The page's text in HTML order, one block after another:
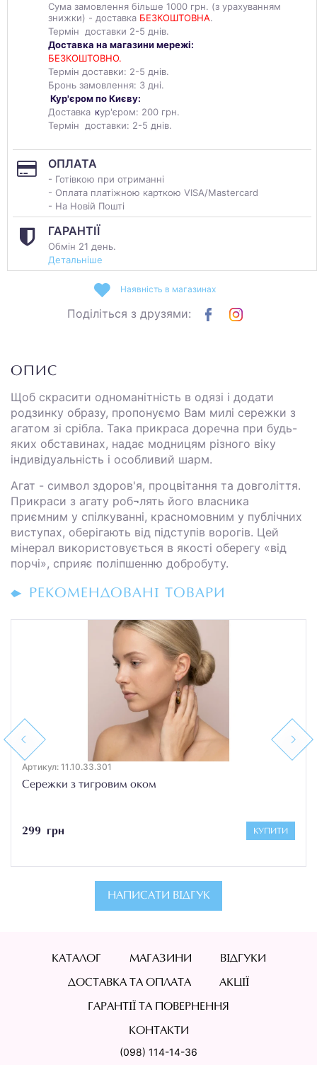
Сума замовлення більше 1000 грн. (з урахуванням
знижки) - доставка БЕЗКОШТОВНА.
Термін доставки 2-5 днів.
Доставка на магазини мережі:
БЕЗКОШТОВНО.
Термін доставки: 2-5 днів.
Бронь замовлення: 3 дні.
Кур'єром по Києву:
Доставка кур'єром: 200 грн.
Термін доставки: 2-5 днів.
ОПЛАТА
- Готівкою при отриманні
- Оплата платіжною карткою VISA/Mastercard
- На Новій Пошті
ГАРАНТІЇ
Обмін 21 день.
Детальніше
Наявність в магазинах
Поділіться з друзями:
ОПИС
Щоб скрасити одноманітність в одязі і додати
родзинку образу, пропонуємо Вам милі сережки з
агатом зі срібла. Така прикраса доречна при будь-
яких обставинах, надає модницям різного віку
індивідуальність і особливий шарм.
Агат - символ здоров'я, процвітання та довголіття.
Прикраси з агату роб¬лять його власника
приємним у спілкуванні, красномовним у публічних
виступах, оберігають від підступів ворогів. Цей
мінерал використовується в якості оберегу «від
порчі», сприяє поліпшенню добробуту.
РЕКОМЕНДОВАНІ ТОВАРИ
Previous
Артикул: 11.10.33.301
Сережки з тигровим оком
299 грн КУПИТИ
Next
НАПИСАТИ ВІДГУК
КАТАЛОГ МАГАЗИНИ ВІДГУКИ
ДОСТАВКА ТА ОПЛАТА АКЦІЇ
ГАРАНТІЇ ТА ПОВЕРНЕННЯ
КОНТАКТИ
(098) 114-14-36